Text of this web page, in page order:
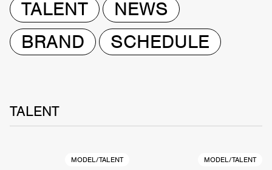
TALENT
NEWS
BRAND
SCHEDULE
TALENT
MODEL/TALENT MODEL/TALENT